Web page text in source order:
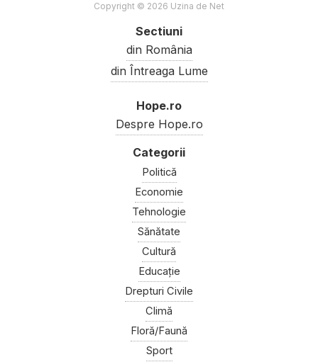
Copyright © 2026 Uzina de Net
Sectiuni
din România
din Întreaga Lume
Hope.ro
Despre Hope.ro
Politică
Economie
Tehnologie
Sănătate
Cultură
Educație
Drepturi Civile
Climă
Floră/Faună
Sport